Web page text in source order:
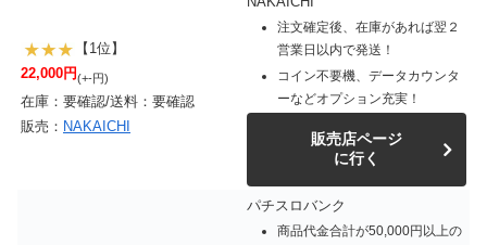
【1位】
22,000円(+-円)
在庫：要確認/送料：要確認
販売： NAKAICHI
注文確定後、在庫があれば翌２
営業日以内で発送！
コイン不要機、データカウンタ
ーなどオプション充実！
販売店ページ
に行く
パチスロバンク
商品代金合計が50,000円以上の